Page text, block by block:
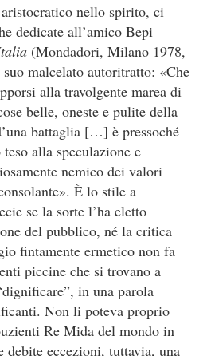
nello spirito, ci
dedicate all’amico Bepi
(Mondadori, Milano 1978,
malcelato autoritratto: «Che
alla travolgente marea di
belle, oneste e pulite della
battaglia […] è pressoché
alla speculazione e
nemico dei valori
È lo stile a
se la sorte l’ha eletto
del pubblico, né la critica
fintamente ermetico non fa
piccine che si trovano a
in una parola
Non li poteva proprio
Re Mida del mondo in
eccezioni, tuttavia, una